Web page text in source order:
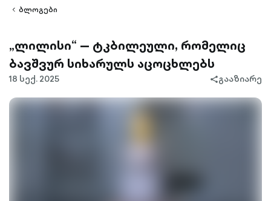
ბლოგები
„ლილისი“ — ტკბილეული, რომელიც
ბავშვურ სიხარულს აცოცხლებს
18 სექ. 2025
share-
გააზიარე